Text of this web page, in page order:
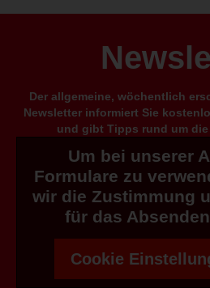
Der allgemeine, wöchentlich
Newsletter informiert Sie
und gibt Tipps rund um
Um bei unserer
Formulare zu
wir die Zustimmung
für das
Cookie